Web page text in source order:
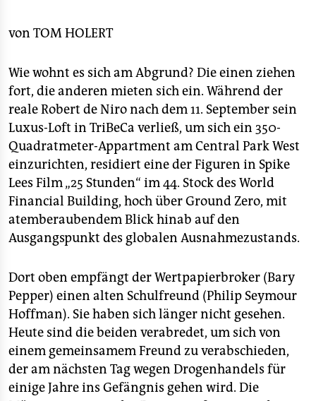
abo
epaper login
von TOM HOLERT
Wie wohnt es sich am Abgrund? Die einen ziehen
fort, die anderen mieten sich ein. Während der
reale Robert de Niro nach dem 11. September sein
Luxus-Loft in TriBeCa verließ, um sich ein 350-
Quadratmeter-Appartment am Central Park West
einzurichten, residiert eine der Figuren in Spike
Lees Film „25 Stunden“ im 44. Stock des World
Financial Building, hoch über Ground Zero, mit
atemberaubendem Blick hinab auf den
Ausgangspunkt des globalen Ausnahmezustands.
Dort oben empfängt der Wertpapierbroker (Bary
Pepper) einen alten Schulfreund (Philip Seymour
Hoffman). Sie haben sich länger nicht gesehen.
Heute sind die beiden verabredet, um sich von
einem gemeinsamem Freund zu verabschieden,
der am nächsten Tag wegen Drogenhandels für
einige Jahre ins Gefängnis gehen wird. Die